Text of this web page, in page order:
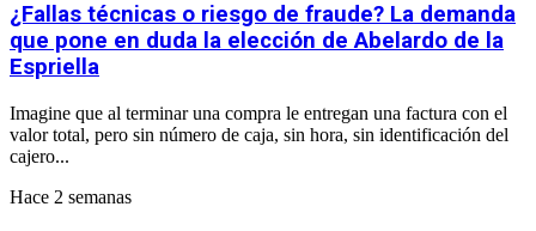
¿Fallas técnicas o riesgo de fraude? La demanda
que pone en duda la elección de Abelardo de la
Espriella
Imagine que al terminar una compra le entregan una factura con el
valor total, pero sin número de caja, sin hora, sin identificación del
cajero...
Hace 2 semanas